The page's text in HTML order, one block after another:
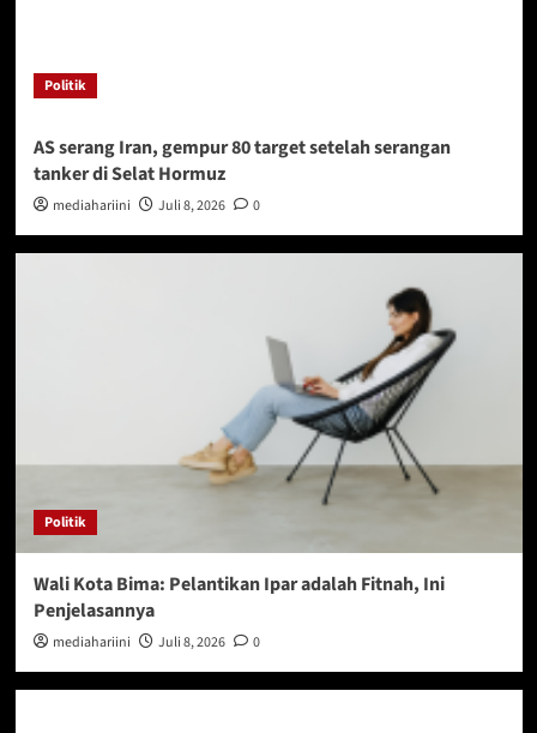
Politik
AS serang Iran, gempur 80 target setelah serangan
tanker di Selat Hormuz
mediahariini Juli 8, 2026 0
Politik
Wali Kota Bima: Pelantikan Ipar adalah Fitnah, Ini
Penjelasannya
mediahariini Juli 8, 2026 0